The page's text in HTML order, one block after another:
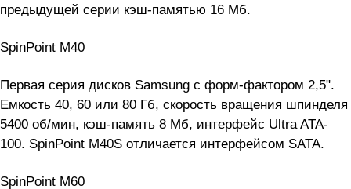
предыдущей серии кэш-памятью 16 Мб.
SpinPoint M40
Первая серия дисков Samsung с форм-фактором 2,5".
Емкость 40, 60 или 80 Гб, скорость вращения шпинделя
5400 об/мин, кэш-память 8 Мб, интерфейс Ultra ATA-
100. SpinPoint M40S отличается интерфейсом SATA.
SpinPoint M60